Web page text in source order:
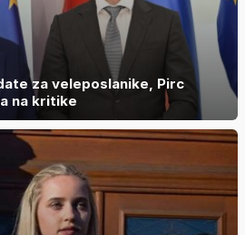
za veleposlanike, Pirc
na kritike